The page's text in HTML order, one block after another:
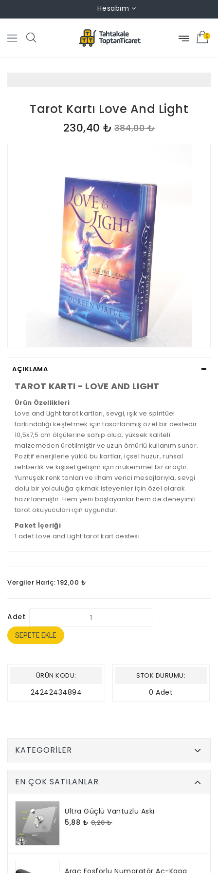
Hesabım
0
Tarot Kartı Love And Light
230,40 ₺ 384,00 ₺
AÇIKLAMA
TAROT KARTI - LOVE AND LIGHT
Ürün Özellikleri
Love and Light tarot kartları, sevgi, ışık ve spiritüel
farkındalığı keşfetmek için tasarlanmış özel bir destedir.
10,5x7,5 cm ölçülerine sahip olup, yüksek kaliteli
malzemeden üretilmiştir ve uzun ömürlü kullanım sunar.
Pozitif enerjilerle yüklü bu kartlar, içsel huzur, ruhsal
rehberlik ve kişisel gelişim için mükemmel bir araçtır.
Yumuşak renk tonları ve ilham verici mesajlarıyla, sevgi
dolu bir yolculuğa çıkmak isteyenler için özel olarak
hazırlanmıştır. Hem yeni başlayanlar hem de deneyimli
tarot okuyucuları için uygundur.
Paket İçeriği
1 adet Love and Light tarot kart destesi.
Vergiler Hariç: 192,00 ₺
Adet
SEPETE EKLE
ÜRÜN KODU:
24242434894
STOK DURUMU:
0 Adet
KATEGORILER
EN ÇOK SATILANLAR
Ultra Güçlü Vantuzlu Askı
5,88 ₺ 8,28 ₺
Araç Fosforlu Numaratör Aç-Kapa